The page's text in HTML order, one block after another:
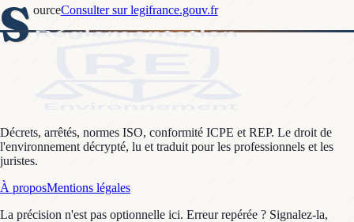
S ourceConsulter sur legifrance.gouv.fr
Décrets, arrêtés, normes ISO, conformité ICPE et REP. Le droit de
l'environnement décrypté, lu et traduit pour les professionnels et les
juristes.
À proposMentions légales
La précision n'est pas optionnelle ici. Erreur repérée ? Signalez-la,